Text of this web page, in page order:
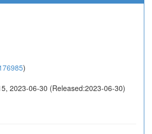
)
2023-06-30 (Released:2023-06-30)